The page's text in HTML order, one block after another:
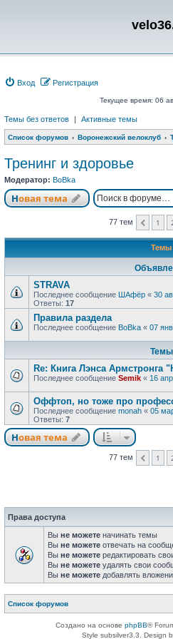
Вход Регистрация
Текущее время: 06
Темы без ответов | Активные темы
Список форумов Воронежский велоклуб
Тренинг и здоровье
Модератор: BoBka
Новая тема
77 тем Пред.
1
Темы
STRAVA
Последнее сообщение ШАфёр « 30
Ответы: 17
Правила раздела
Последнее сообщение BoBka « 07
Темы
Re: Книга Лэнса Армстронга
Последнее сообщение Semik « 16
Оффтоп, но тоже про
Последнее сообщение monah « 05
Ответы: 7
Новая тема
77 тем Пред.
1
Права доступа
Вы не можете начинать темы
Вы не можете отвечать на
Вы не можете редактировать
Вы не можете удалять свои
Вы не можете добавлять
Список форумов
Создано на основе phpBB®
Style subsilver3.3. Design